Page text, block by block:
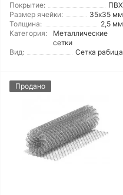
Покрытие:
ПВХ
Размер ячейки:
35х35 мм
Толщина:
2,5 мм
Категория:
Металлические
сетки
Вид:
Сетка рабица
Продано